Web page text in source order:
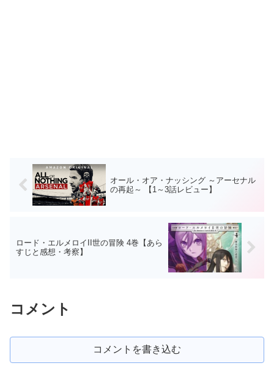
オール・オア・ナッシング ～アーセナル
の再起～ 【1～3話レビュー】
ロード・エルメロイII世の冒険 4巻【あら
すじと感想・考察】
コメント
コメントを書き込む